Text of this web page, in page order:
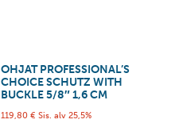
OHJAT PROFESSIONAL’S
CHOICE SCHUTZ WITH
BUCKLE 5/8″ 1,6 CM
119,80 € Sis. alv 25,5%